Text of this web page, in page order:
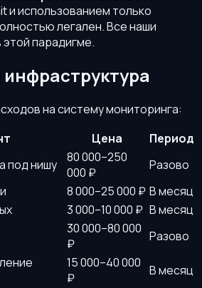
и использованием только
легален. Все наши
парадигме.
на систему мониторинга:
Цена
Период
под нишу
80 000–250
000 ₽
Разово
8 000–25 000 ₽ В месяц
3 000–10 000 ₽ В месяц
30 000–80 000
₽
Разово
15 000–40 000
₽
В месяц